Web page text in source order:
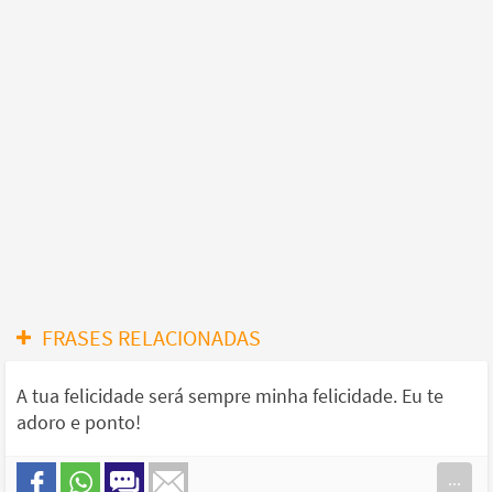
FRASES RELACIONADAS
A tua felicidade será sempre minha felicidade. Eu te
adoro e ponto!
...